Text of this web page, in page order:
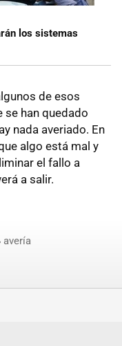
los sistemas
de esos
han quedado
nada averiado. En
algo está mal y
el fallo a
a salir.
avería